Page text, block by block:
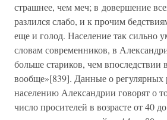
страшнее, чем меч; в довершение
разлился слабо, и к прочим
еще и голод. Население так сильно
словам современников, в
больше стариков, чем впоследствии
вообще»[839]. Данные о регулярных
населению Александрии говорят о
число просителей в возрасте от 40